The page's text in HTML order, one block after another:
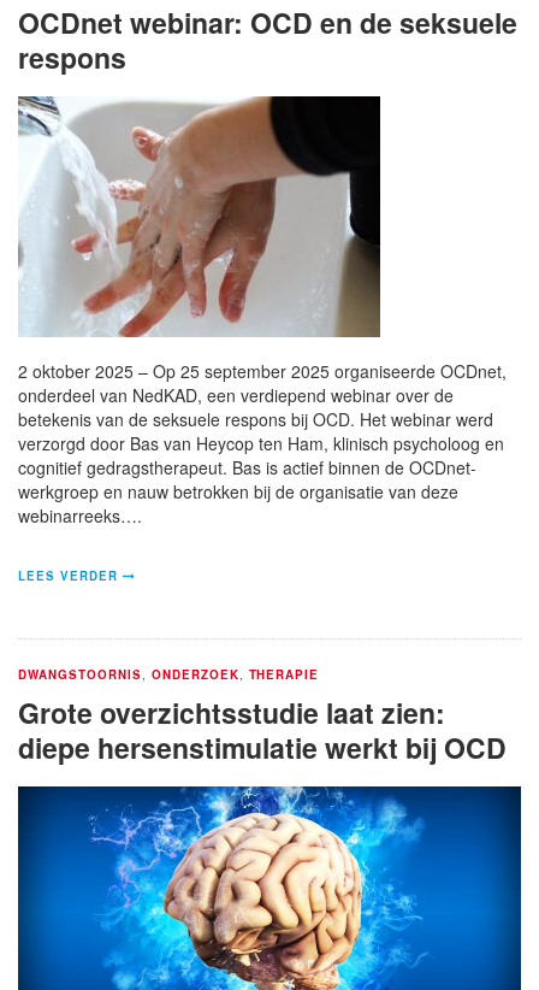
OCDnet webinar: OCD en de seksuele
respons
2 oktober 2025 – Op 25 september 2025 organiseerde OCDnet,
onderdeel van NedKAD, een verdiepend webinar over de
betekenis van de seksuele respons bij OCD. Het webinar werd
verzorgd door Bas van Heycop ten Ham, klinisch psycholoog en
cognitief gedragstherapeut. Bas is actief binnen de OCDnet-
werkgroep en nauw betrokken bij de organisatie van deze
webinarreeks….
LEES VERDER
DWANGSTOORNIS ONDERZOEK THERAPIE
Grote overzichtsstudie laat zien:
diepe hersenstimulatie werkt bij OCD